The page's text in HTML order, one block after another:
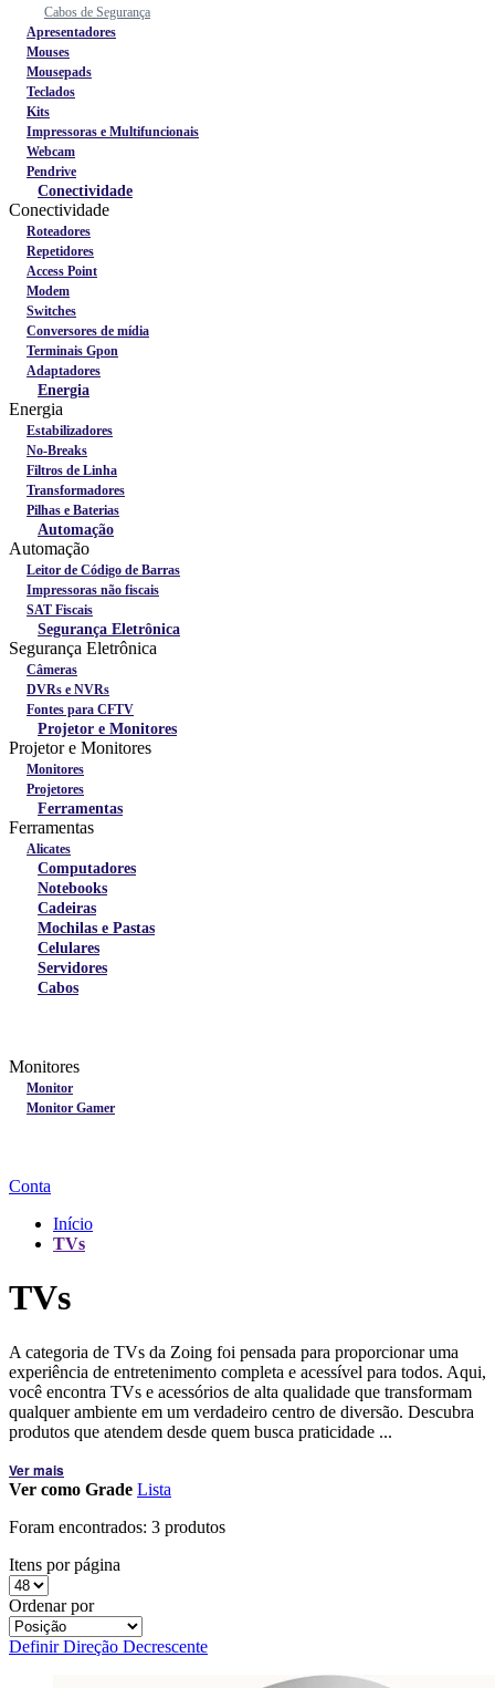
Cabos de Segurança
Apresentadores
Mouses
Mousepads
Teclados
Kits
Impressoras e Multifuncionais
Webcam
Pendrive
Conectividade
Conectividade
Roteadores
Repetidores
Access Point
Modem
Switches
Conversores de mídia
Terminais Gpon
Adaptadores
Energia
Energia
Estabilizadores
No-Breaks
Filtros de Linha
Transformadores
Pilhas e Baterias
Automação
Automação
Leitor de Código de Barras
Impressoras não fiscais
SAT Fiscais
Segurança Eletrônica
Segurança Eletrônica
Câmeras
DVRs e NVRs
Fontes para CFTV
Projetor e Monitores
Projetor e Monitores
Monitores
Projetores
Ferramentas
Ferramentas
Alicates
Computadores
Notebooks
Cadeiras
Mochilas e Pastas
Celulares
Servidores
Cabos
Monitores
Monitor
Monitor Gamer
Conta
Início
TVs
TVs
A categoria de TVs da Zoing foi pensada para proporcionar uma
experiência de entretenimento completa e acessível para todos. Aqui,
você encontra TVs e acessórios de alta qualidade que transformam
qualquer ambiente em um verdadeiro centro de diversão. Descubra
produtos que atendem desde quem busca praticidade ...
Ver mais
Ver como Grade Lista
Foram encontrados: 3 produtos
Itens por página
Ordenar por
Definir Direção Decrescente